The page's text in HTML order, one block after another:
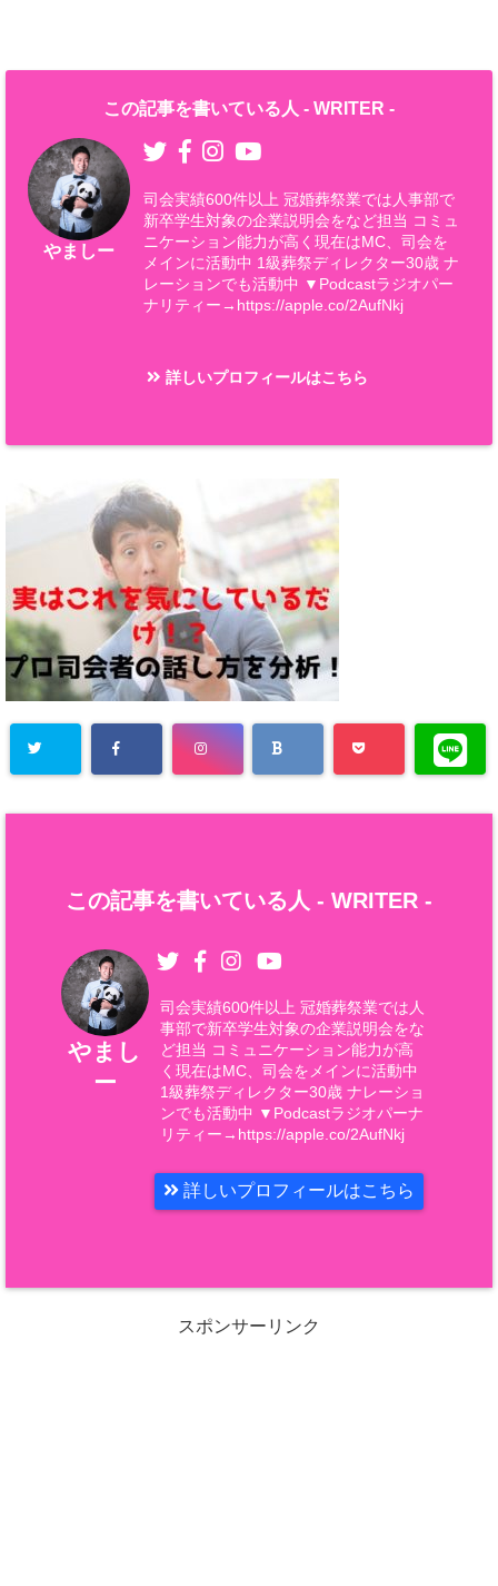
この記事を書いている人 - WRITER -
やましー
司会実績600件以上 冠婚葬祭業では人事部で
新卒学生対象の企業説明会をなど担当 コミュ
ニケーション能力が高く現在はMC、司会を
メインに活動中 1級葬祭ディレクター30歳 ナ
レーションでも活動中 ▼Podcastラジオパー
ナリティー→https://apple.co/2AufNkj
詳しいプロフィールはこちら
この記事を書いている人 - WRITER -
やまし
ー
司会実績600件以上 冠婚葬祭業では人
事部で新卒学生対象の企業説明会をな
ど担当 コミュニケーション能力が高
く現在はMC、司会をメインに活動中
1級葬祭ディレクター30歳 ナレーショ
ンでも活動中 ▼Podcastラジオパーナ
リティー→https://apple.co/2AufNkj
詳しいプロフィールはこちら
スポンサーリンク